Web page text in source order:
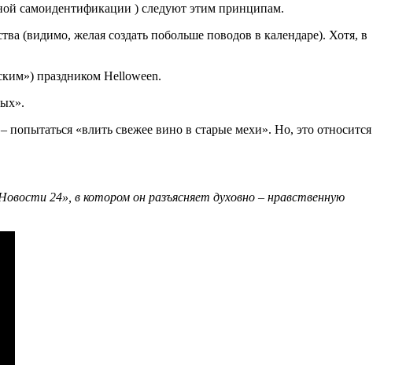
самоидентификации ) следуют этим принципам.
(видимо, желая создать побольше поводов в календаре). Хотя, в
праздником Helloween.
«влить свежее вино в старые мехи». Но, это относится
24», в котором он разъясняет духовно – нравственную